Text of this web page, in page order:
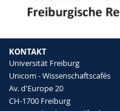
KONTAKT
Universität Freiburg
Unicom - Wissenschaftscafés
Av. d'Europe 20
CH-1700 Freiburg